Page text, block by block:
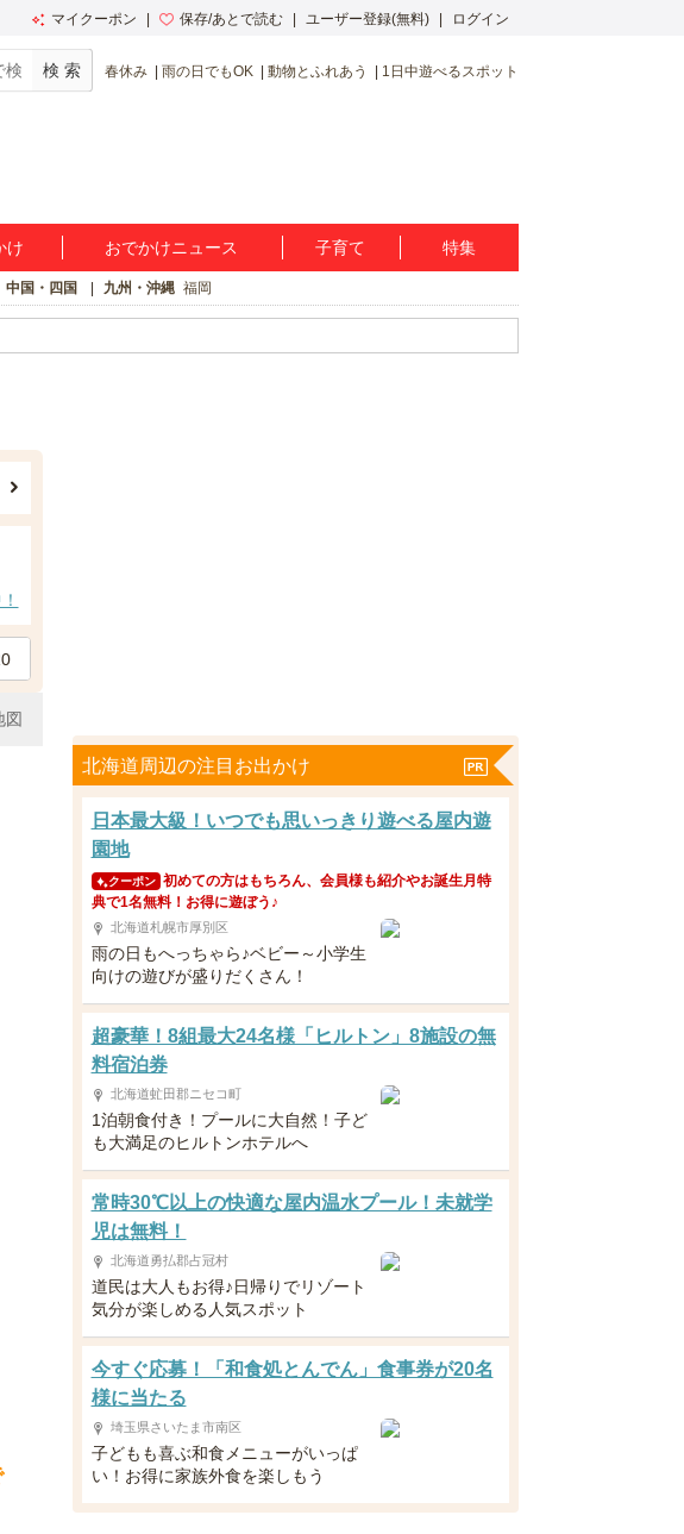
マイクーポン 保存/あとで読む ユーザー登録(無料) ログイン
春休み 雨の日でもOK 動物とふれあう 1日中遊べるスポット
け おでかけニュース 子育て 特集
中国・四国 九州・沖縄 福岡
図
北海道周辺の注目お出かけ
日本最大級！いつでも思いっきり遊べる屋内遊
園地
クーポン 初めての方はもちろん、会員様も紹介やお誕生月特
典で1名無料！お得に遊ぼう♪
北海道札幌市厚別区
雨の日もへっちゃら♪ベビー～小学生
向けの遊びが盛りだくさん！
超豪華！8組最大24名様「ヒルトン」8施設の無
料宿泊券
北海道虻田郡ニセコ町
1泊朝食付き！プールに大自然！子ど
も大満足のヒルトンホテルへ
常時30℃以上の快適な屋内温水プール！未就学
児は無料！
北海道勇払郡占冠村
道民は大人もお得♪日帰りでリゾート
気分が楽しめる人気スポット
今すぐ応募！「和食処とんでん」食事券が20名
様に当たる
埼玉県さいたま市南区
子どもも喜ぶ和食メニューがいっぱ
い！お得に家族外食を楽しもう